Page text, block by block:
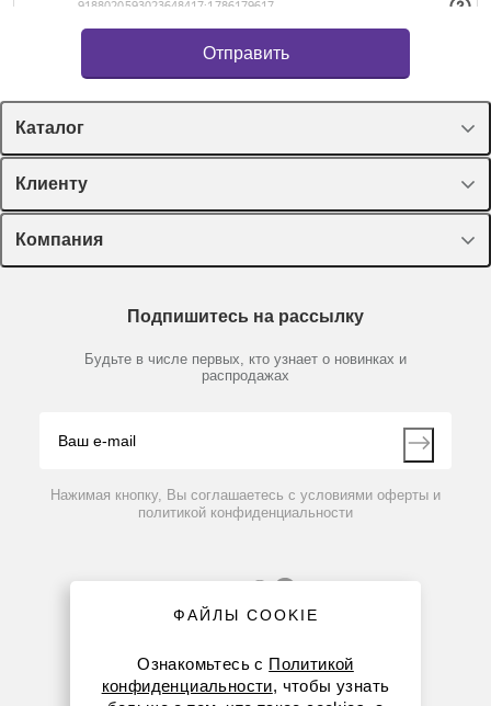
Каталог
Спецпредложения
Оборудование, приборы
Пластик, стекло, принадлежности
Химические реактивы, препараты, наборы
Производители
Клиенту
Лекторий Диаэм
Доставка и оплата
Мобильное приложение
Компания
Партнеры
Контакты
Подпишитесь на рассылку
Будьте в числе первых, кто узнает о новинках и
распродажах
Нажимая кнопку, Вы соглашаетесь с условиями оферты и
политикой конфиденциальности
ФАЙЛЫ COOKIE
Ознакомьтесь с Политикой
конфиденциальности, чтобы узнать